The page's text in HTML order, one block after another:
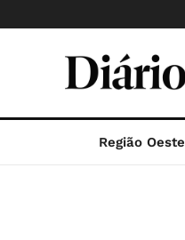
Região Oeste